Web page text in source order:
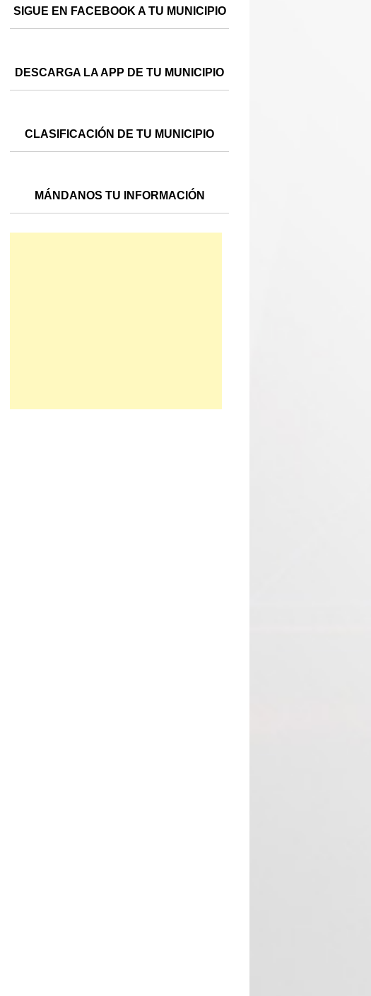
SIGUE EN FACEBOOK A TU MUNICIPIO
DESCARGA LA APP DE TU MUNICIPIO
CLASIFICACIÓN DE TU MUNICIPIO
MÁNDANOS TU INFORMACIÓN